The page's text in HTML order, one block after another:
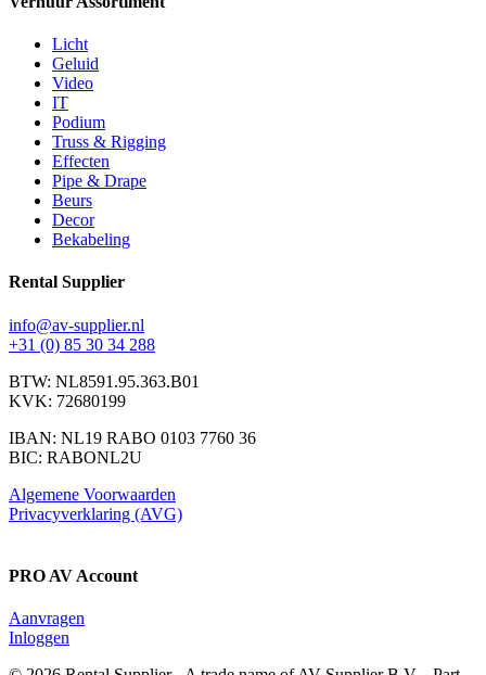
Licht
Geluid
Video
IT
Podium
Truss & Rigging
Effecten
Pipe & Drape
Beurs
Decor
Bekabeling
Rental Supplier
info@av-supplier.nl
+31 (0) 85 30 34 288
BTW: NL8591.95.363.B01
KVK: 72680199
IBAN: NL19 RABO 0103 7760 36
BIC: RABONL2U
Algemene Voorwaarden
Privacyverklaring (AVG)
PRO AV Account
Aanvragen
Inloggen